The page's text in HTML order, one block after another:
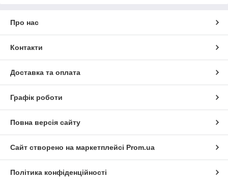
Про нас
Контакти
Доставка та оплата
Графік роботи
Повна версія сайту
Сайт створено на маркетплейсі Prom.ua
Політика конфіденційності